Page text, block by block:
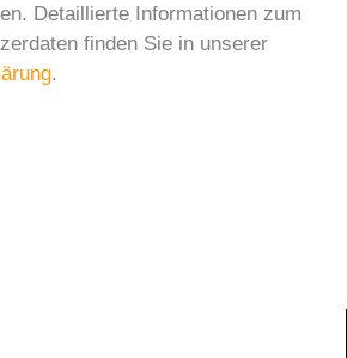
Detaillierte Informationen zum
finden Sie in unserer
.